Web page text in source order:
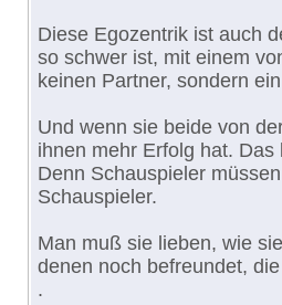
Diese Egozentrik ist auch
so schwer ist, mit einem
keinen Partner, sondern
Und wenn sie beide von
ihnen mehr Erfolg hat.
Denn Schauspieler
Schauspieler.
Man muß sie lieben, wie
denen noch befreundet,
.